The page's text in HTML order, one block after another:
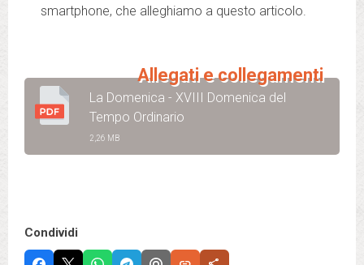
smartphone, che alleghiamo a questo articolo.
Allegati e collegamenti
La Domenica - XVIII Domenica del
Tempo Ordinario
2,26 MB
Condividi